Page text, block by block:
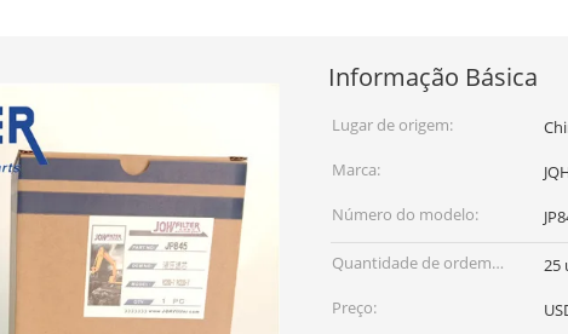
Informação Básica
Lugar de origem:
Marca:
Número do modelo:
Quantidade de ordem
mínima:
25
Preço: